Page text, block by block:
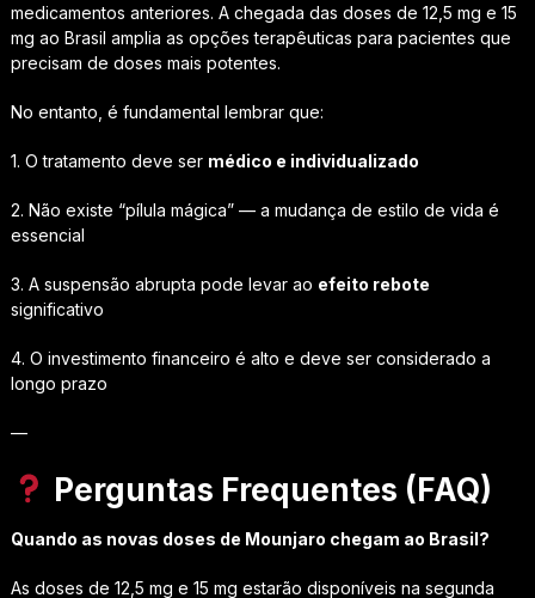
medicamentos anteriores. A chegada das doses de 12,5 mg e 15
mg ao Brasil amplia as opções terapêuticas para pacientes que
precisam de doses mais potentes.
No entanto, é fundamental lembrar que:
1. O tratamento deve ser médico e individualizado
2. Não existe “pílula mágica” — a mudança de estilo de vida é
essencial
3. A suspensão abrupta pode levar ao efeito rebote
significativo
4. O investimento financeiro é alto e deve ser considerado a
longo prazo
—
Perguntas Frequentes (FAQ)
Quando as novas doses de Mounjaro chegam ao Brasil?
As doses de 12,5 mg e 15 mg estarão disponíveis na segunda